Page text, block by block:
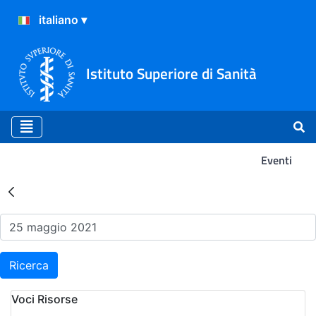
Istituto Superiore di Sanità
Eventi
Risultati della Ricerca -
Ricerca
Voci Risorse